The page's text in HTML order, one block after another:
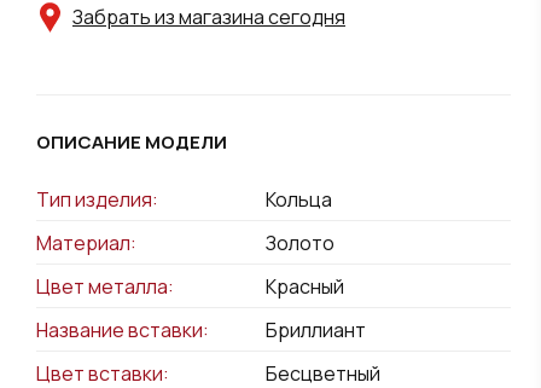
Забрать из магазина сегодня
ОПИСАНИЕ МОДЕЛИ
Тип изделия:
Кольца
Материал:
Золото
Цвет металла:
Красный
Название вставки:
Бриллиант
Цвет вставки:
Бесцветный